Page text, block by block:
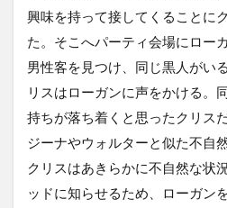
興味を持って接してくることに
た。そこへパーティ会場にロー
男性客を見つけ、同じ黒人がい
リスはローガンに声をかける。
持ちが落ち着くと思ったクリス
ジーナやウォルターと似た不自
クリスはあきらかに不自然な状
ッドに知らせるため、ローガン